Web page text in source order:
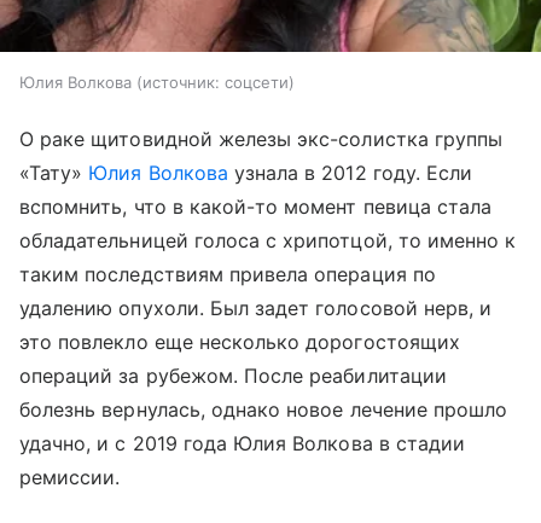
Юлия Волкова источник: соцсети
О раке щитовидной железы экс-солистка группы
«Тату» Юлия Волкова узнала в 2012 году. Если
вспомнить, что в какой-то момент певица стала
обладательницей голоса с хрипотцой, то именно к
таким последствиям привела операция по
удалению опухоли. Был задет голосовой нерв, и
это повлекло еще несколько дорогостоящих
операций за рубежом. После реабилитации
болезнь вернулась, однако новое лечение прошло
удачно, и с 2019 года Юлия Волкова в стадии
ремиссии.